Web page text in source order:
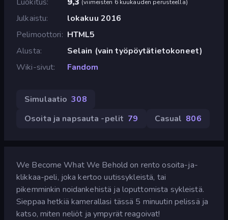
(viimeisten 6 kuukauden perusteella)
Julkaistu
lokakuu 2016
Pelimoottori
HTML5
Alusta
Selain (vain työpöytätietokoneet)
Wiki-sivut
Fandom
Simulaatio 308
Osoita ja napsauta -pelit 79 Casual 806
We Become What We Behold on rento osoita-ja-
klikkaa-peli, joka kertoo uutissykleistä, tai
pikemminkin noidankehistä ja loputtomista sykleistä.
Sieppaa hetkiä kamerallasi tässä 5 minuutin pelissä ja
katso, miten neliöt ja ympyrät reagoivat!